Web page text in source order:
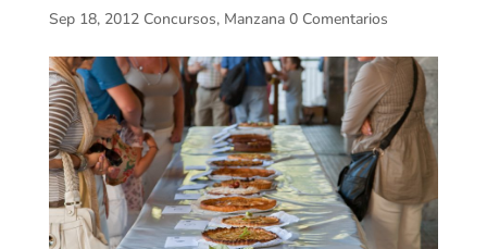
Sep 18, 2012 Concursos, Manzana 0 Comentarios